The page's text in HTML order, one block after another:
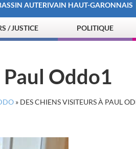
AUTERIVAIN HAUT-GARONNAIS
/ JUSTICE POLITIQUE
Oddo1
» DES CHIENS VISITEURS À PAUL